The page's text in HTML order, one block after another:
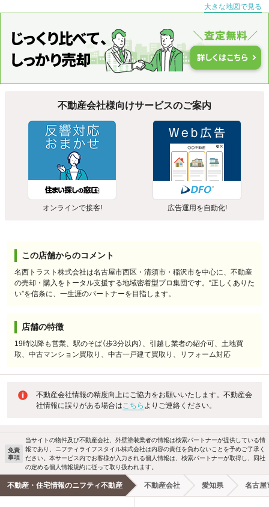
大きな地図で見る
不動産会社様向けサービスのご案内
オンラインで接客! 広告運用を自動化!
この店舗からのコメント
名西トラスト株式会社は名古屋市西区・清須市・稲沢市を中心に、不動産
の売却・購入をトータル支援する地域密着型プロ集団です。“正しくありた
い”を信条に、一生涯のパートナーを目指します。
店舗の特徴
19時以降も営業、駅のそば（歩3分以内）、引越し業者の紹介可、土地買
取、中古マンション買取り、中古一戸建て買取り、リフォーム対応
不動産会社情報の精度向上にご協力をお願いいたします。不動産会
社情報に誤りがある場合はこちら よりご連絡ください。
免責
事項
当サイトの物件及び不動産会社、外壁塗装業者の情報は検索パートナーが提供している情
報であり、ニフティライフスタイル株式会社は内容の責任を負わないことを予めご了承く
ださい。本サービス内でお客様が入力される個人情報は、検索パートナーが取得し、同社
の定める個人情報規約に従って取り扱われます。
不動産・住宅情報のニフティ不動産 不動産会社 愛知県 名古屋